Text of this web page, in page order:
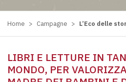
Home > Campagne > L’Eco delle
LIBRI E LETTURE IN
MONDO, PER